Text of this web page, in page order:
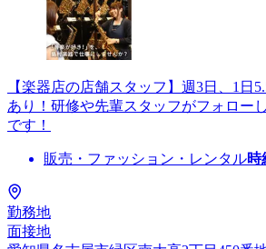
【楽器店の店舗スタッフ】週3日、1日
あり！研修や先輩スタッフがフォロー
です！
販売・ファッション・レンタル時
勤務地
面接地